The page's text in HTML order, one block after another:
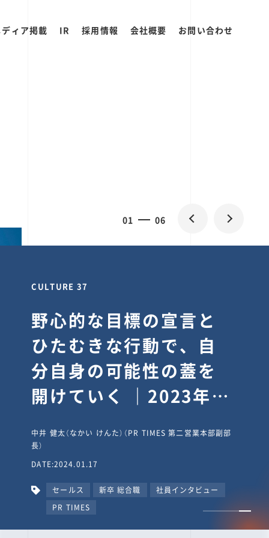
ィア掲載 IR 採用情報 会社概要 お問い合わせ
0 06
CULTURE 30
逆境では自分のスタン
スを変え“予想を裏切
り、期待を超える”【真
輔塾・前編】
山田真輔（やまだ しんすけ）（執行役員 兼 Jooto事業部
長）
DATE:2023.09.08
カルチャー CxO キャリア入社 Jooto